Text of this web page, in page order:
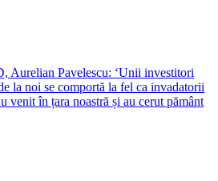
Aurelian Pavelescu: ‘Unii investitori
la noi se comportă la fel ca invadatorii
venit în țara noastră și au cerut pământ